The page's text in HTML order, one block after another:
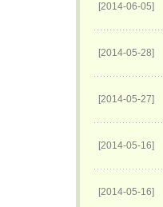
[2014-06-05]
[2014-05-28]
[2014-05-27]
[2014-05-16]
[2014-05-16]